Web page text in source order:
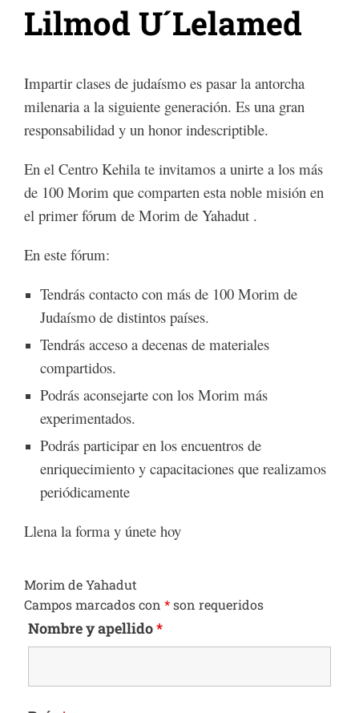
Lilmod U´Lelamed
Impartir clases de judaísmo es pasar la antorcha
milenaria a la siguiente generación. Es una gran
responsabilidad y un honor indescriptible.
En el Centro Kehila te invitamos a unirte a los más
de 100 Morim que comparten esta noble misión en
el primer fórum de Morim de Yahadut .
En este fórum:
Tendrás contacto con más de 100 Morim de
Judaísmo de distintos países.
Tendrás acceso a decenas de materiales
compartidos.
Podrás aconsejarte con los Morim más
experimentados.
Podrás participar en los encuentros de
enriquecimiento y capacitaciones que realizamos
periódicamente
Llena la forma y únete hoy
Morim de Yahadut
Campos marcados con *son requeridos
Nombre y apellido*